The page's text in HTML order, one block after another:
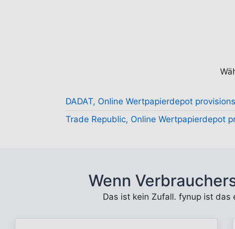
DADAT, Online Wertpapierdepot
Trade Republic, Online Wertpapierdepot
Wenn
Das ist kein Zufall. fynup ist